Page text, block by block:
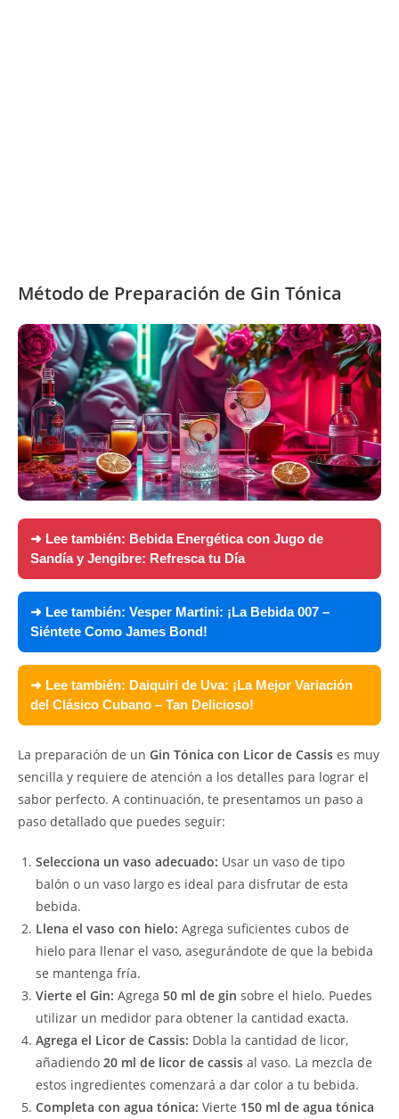
Método de Preparación de Gin Tónica
➜ Lee también: Bebida Energética con Jugo de
Sandía y Jengibre: Refresca tu Día
➜ Lee también: Vesper Martini: ¡La Bebida 007 –
Siéntete Como James Bond!
➜ Lee también: Daiquiri de Uva: ¡La Mejor Variación
del Clásico Cubano – Tan Delicioso!
La preparación de un Gin Tónica con Licor de Cassis es muy
sencilla y requiere de atención a los detalles para lograr el
sabor perfecto. A continuación, te presentamos un paso a
paso detallado que puedes seguir:
Selecciona un vaso adecuado: Usar un vaso de tipo
balón o un vaso largo es ideal para disfrutar de esta
bebida.
Llena el vaso con hielo: Agrega suficientes cubos de
hielo para llenar el vaso, asegurándote de que la bebida
se mantenga fría.
Vierte el Gin: Agrega 50 ml de gin sobre el hielo. Puedes
utilizar un medidor para obtener la cantidad exacta.
Agrega el Licor de Cassis: Dobla la cantidad de licor,
añadiendo 20 ml de licor de cassis al vaso. La mezcla de
estos ingredientes comenzará a dar color a tu bebida.
Completa con agua tónica: Vierte 150 ml de agua tónica